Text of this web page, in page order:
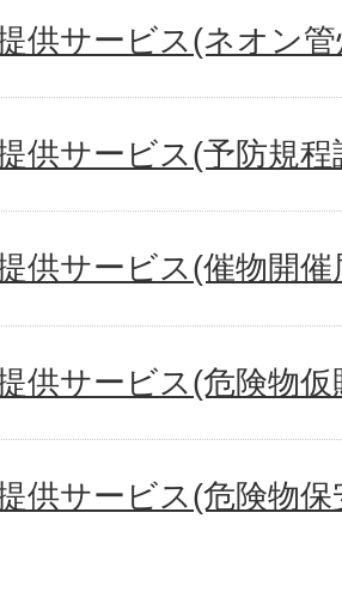
供サービス(ネオン
供サービス(予防規
供サービス(催物開催
供サービス(危険物
供サービス(危険物